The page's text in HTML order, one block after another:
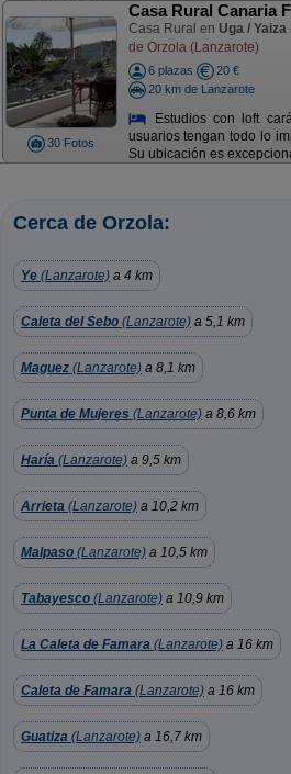
30 Fotos
Casa Rural Canaria
Casa Rural en Uga / Yaiza
de Orzola (Lanzarote)
6 plazas
20 €
20 km de Lanzarote
Estudios con loft
usuarios tengan todo lo
Su ubicación es
Cerca de Orzola:
Ye (Lanzarote) a 4 km
Caleta del Sebo (Lanzarote) a 5,1 km
Maguez (Lanzarote) a 8,1 km
Punta de Mujeres (Lanzarote) a 8,6 km
Haría (Lanzarote) a 9,5 km
Arrieta (Lanzarote) a 10,2 km
Malpaso (Lanzarote) a 10,5 km
Tabayesco (Lanzarote) a 10,9 km
La Caleta de Famara (Lanzarote) a 16 km
Caleta de Famara (Lanzarote) a 16 km
Guatiza (Lanzarote) a 16,7 km